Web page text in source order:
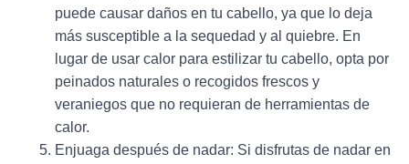
puede causar daños en tu cabello, ya que lo deja
más susceptible a la sequedad y al quiebre. En
lugar de usar calor para estilizar tu cabello, opta por
peinados naturales o recogidos frescos y
veraniegos que no requieran de herramientas de
calor.
Enjuaga después de nadar: Si disfrutas de nadar en